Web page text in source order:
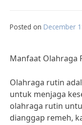
Posted on December
Manfaat Olahraga
Olahraga rutin
untuk menjaga
olahraga rutin
dianggap remeh,